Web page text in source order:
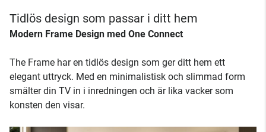
Tidlös design som passar i ditt hem
Modern Frame Design med One Connect
The Frame har en tidlös design som ger ditt hem ett
elegant uttryck. Med en minimalistisk och slimmad form
smälter din TV in i inredningen och är lika vacker som
konsten den visar.